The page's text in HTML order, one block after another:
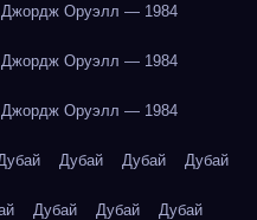
Джордж Оруэлл — 1984
Джордж Оруэлл — 1984
Джордж Оруэлл — 1984
Дубай Дубай Дубай
Дубай Дубай Дубай